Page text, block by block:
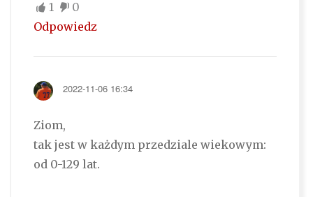
1
0
Odpowiedz
2022-11-06 16:34
Ziom,
tak jest w każdym przedziale wiekowym:
od 0-129 lat.